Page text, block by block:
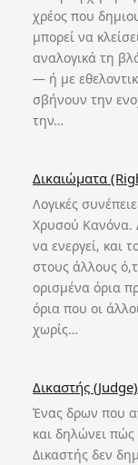
χρέος που
μπορεί να
αναλογικά τη
— ή με
σβήνουν την
την…
Δικαιώματα
Λογικές
Χρυσού Κανόνα.
να ενεργεί, και
στους άλλους
ορισμένα όρια
όρια που οι
χωρίς…
Δικαστής (Judge)
Ένας δρων που
και δηλώνει
Δικαστής δεν